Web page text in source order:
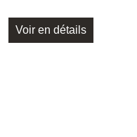
Voir en détails